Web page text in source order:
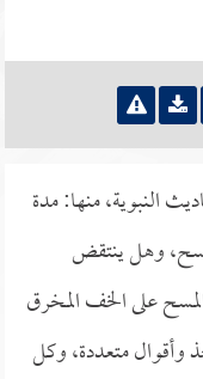
النبوية، منها: مدة
وهل ينتقض
على الخف المخرق
وأقوال متعددة، وكل